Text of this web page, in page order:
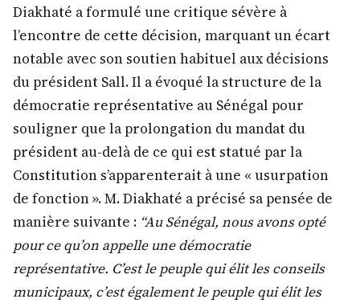
Diakhaté a formulé une critique sévère à
l’encontre de cette décision, marquant un écart
notable avec son soutien habituel aux décisions
du président Sall. Il a évoqué la structure de la
démocratie représentative au Sénégal pour
souligner que la prolongation du mandat du
président au-delà de ce qui est statué par la
Constitution s’apparenterait à une « usurpation
de fonction ». M. Diakhaté a précisé sa pensée de
manière suivante : “Au Sénégal, nous avons opté
pour ce qu’on appelle une démocratie
représentative. C’est le peuple qui élit les conseils
municipaux, c’est également le peuple qui élit les